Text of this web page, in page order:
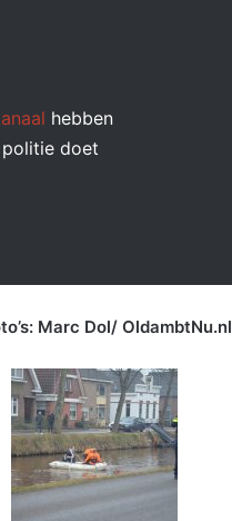
hebben
doet
Marc Dol/ OldambtNu.nl